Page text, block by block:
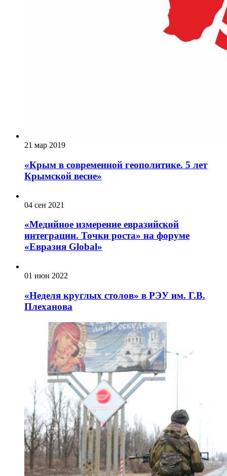
21 мар 2019
«Крым в современной геополитике. 5 лет
Крымской весне»
04 сен 2021
«Медийное измерение евразийской
интеграции. Точки роста» на форуме
«Евразия Global»
01 июн 2022
«Неделя круглых столов» в РЭУ им. Г.В.
Плеханова